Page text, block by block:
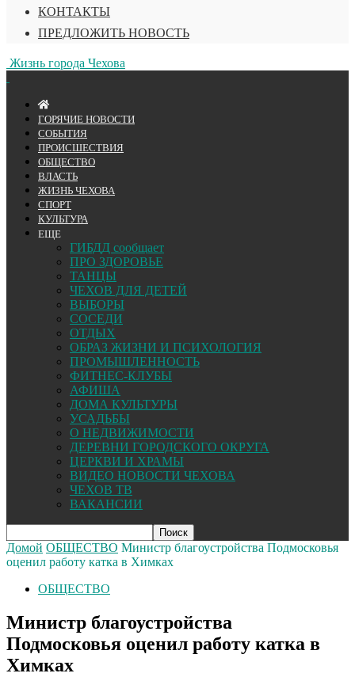
КОНТАКТЫ
ПРЕДЛОЖИТЬ НОВОСТЬ
Жизнь города Чехова
ГОРЯЧИЕ НОВОСТИ
СОБЫТИЯ
ПРОИСШЕСТВИЯ
ОБЩЕСТВО
ВЛАСТЬ
ЖИЗНЬ ЧЕХОВА
СПОРТ
КУЛЬТУРА
ЕЩЕ
ГИБДД сообщает
ПРО ЗДОРОВЬЕ
ТАНЦЫ
ЧЕХОВ ДЛЯ ДЕТЕЙ
ВЫБОРЫ
СОСЕДИ
ОТДЫХ
ОБРАЗ ЖИЗНИ И ПСИХОЛОГИЯ
ПРОМЫШЛЕННОСТЬ
ФИТНЕС-КЛУБЫ
АФИША
ДОМА КУЛЬТУРЫ
УСАДЬБЫ
О НЕДВИЖИМОСТИ
ДЕРЕВНИ ГОРОДСКОГО ОКРУГА
ЦЕРКВИ И ХРАМЫ
ВИДЕО НОВОСТИ ЧЕХОВА
ЧЕХОВ ТВ
ВАКАНСИИ
Домой ОБЩЕСТВО Министр благоустройства Подмосковья
оценил работу катка в Химках
ОБЩЕСТВО
Министр благоустройства
Подмосковья оценил работу катка в
Химках